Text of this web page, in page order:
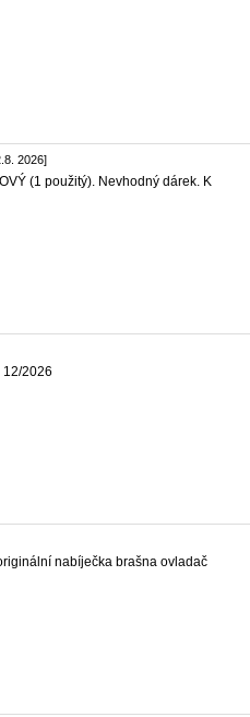
2026]
(1 použitý). Nevhodný dárek. K
12/2026
nabíječka brašna ovladač